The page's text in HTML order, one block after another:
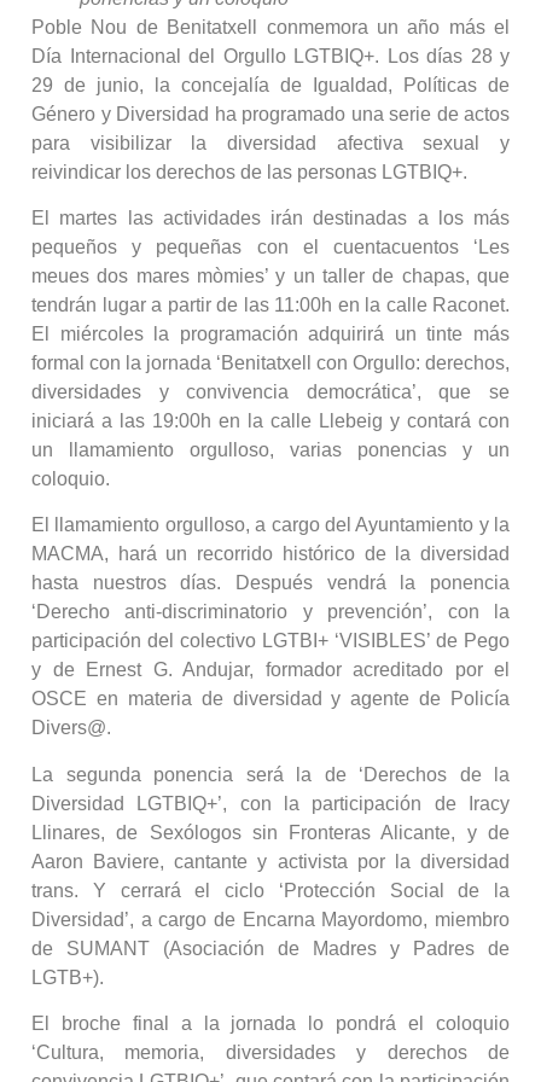
Poble Nou de Benitatxell conmemora un año más el
Día Internacional del Orgullo LGTBIQ+. Los días 28 y
29 de junio, la concejalía de Igualdad, Políticas de
Género y Diversidad ha programado una serie de actos
para visibilizar la diversidad afectiva sexual y
reivindicar los derechos de las personas LGTBIQ+.
El martes las actividades irán destinadas a los más
pequeños y pequeñas con el cuentacuentos ‘Les
meues dos mares mòmies’ y un taller de chapas, que
tendrán lugar a partir de las 11:00h en la calle Raconet.
El miércoles la programación adquirirá un tinte más
formal con la jornada ‘Benitatxell con Orgullo: derechos,
diversidades y convivencia democrática’, que se
iniciará a las 19:00h en la calle Llebeig y contará con
un llamamiento orgulloso, varias ponencias y un
coloquio.
El llamamiento orgulloso, a cargo del Ayuntamiento y la
MACMA, hará un recorrido histórico de la diversidad
hasta nuestros días. Después vendrá la ponencia
‘Derecho anti-discriminatorio y prevención’, con la
participación del colectivo LGTBI+ ‘VISIBLES’ de Pego
y de Ernest G. Andujar, formador acreditado por el
OSCE en materia de diversidad y agente de Policía
Divers@.
La segunda ponencia será la de ‘Derechos de la
Diversidad LGTBIQ+’, con la participación de Iracy
Llinares, de Sexólogos sin Fronteras Alicante, y de
Aaron Baviere, cantante y activista por la diversidad
trans. Y cerrará el ciclo ‘Protección Social de la
Diversidad’, a cargo de Encarna Mayordomo, miembro
de SUMANT (Asociación de Madres y Padres de
LGTB+).
El broche final a la jornada lo pondrá el coloquio
‘Cultura, memoria, diversidades y derechos de